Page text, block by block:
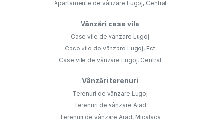
Apartamente de vânzare Lugoj, Central
Vânzări case vile
Case vile de vânzare Lugoj
Case vile de vânzare Lugoj, Est
Case vile de vânzare Lugoj, Central
Vânzări terenuri
Terenuri de vânzare Lugoj
Terenuri de vânzare Arad
Terenuri de vânzare Arad, Micalaca